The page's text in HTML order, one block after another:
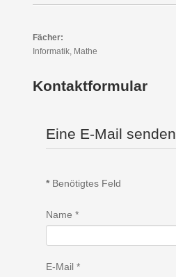
Fächer:
Informatik, Mathe
Kontaktformular
Eine E-Mail senden
*Benötigtes Feld
Name *
E-Mail*